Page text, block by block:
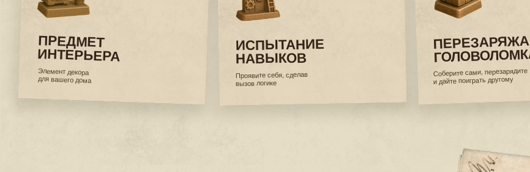
❯ ПРЯМАЯ ПОДДЕРЖКА
500 000+ довольных клиентов по всему миру.